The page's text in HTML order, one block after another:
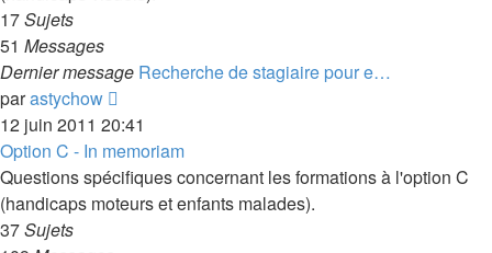
17Sujets
51 Messages
Dernier message Recherche de stagiaire pour e…
parastychow
le
dernier
message
12 juin 2011 20:41
Option C - In memoriam
Questions spécifiques concernant les formations à l'option C
(handicaps moteurs et enfants malades).
37Sujets